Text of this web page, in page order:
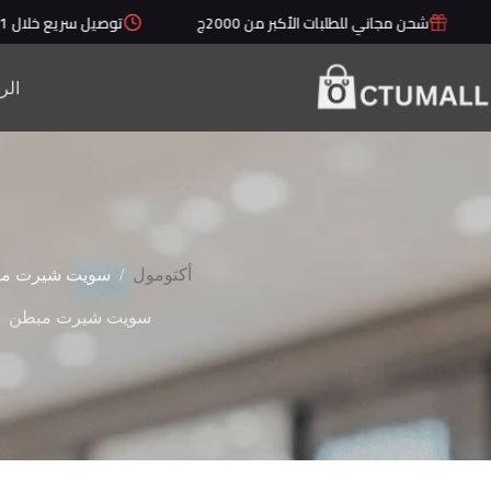
شحن مجاني للطلبات الأكبر من 2000ج توصيل سريع خلال 1 - 5 أيام
أكتومول / سويت شيرت
سويت شيرت مبطن